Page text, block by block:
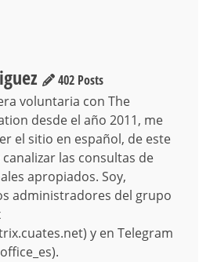
402 Posts
voluntaria con The
desde el año 2011, me
el sitio en español, de este
las consultas de
apropiados. Soy,
administradores del grupo
y en Telegram